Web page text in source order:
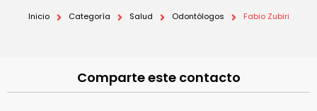
Inicio Categoría Salud Odontólogos Fabio Zubiri
Comparte este contacto